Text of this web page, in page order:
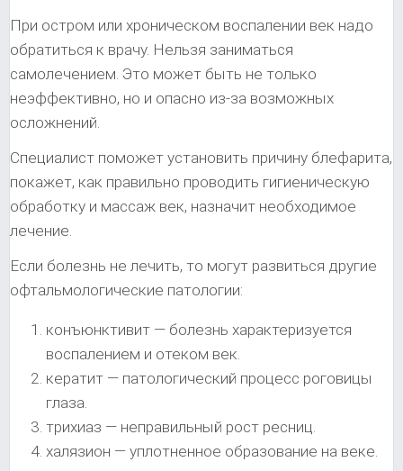
При остром или хроническом воспалении век надо
обратиться к врачу. Нельзя заниматься
самолечением. Это может быть не только
неэффективно, но и опасно из-за возможных
осложнений.
Специалист поможет установить причину блефарита,
покажет, как правильно проводить гигиеническую
обработку и массаж век, назначит необходимое
лечение.
Если болезнь не лечить, то могут развиться другие
офтальмологические патологии:
конъюнктивит — болезнь характеризуется
воспалением и отеком век.
кератит — патологический процесс роговицы
глаза.
трихиаз — неправильный рост ресниц.
халязион — уплотненное образование на веке.